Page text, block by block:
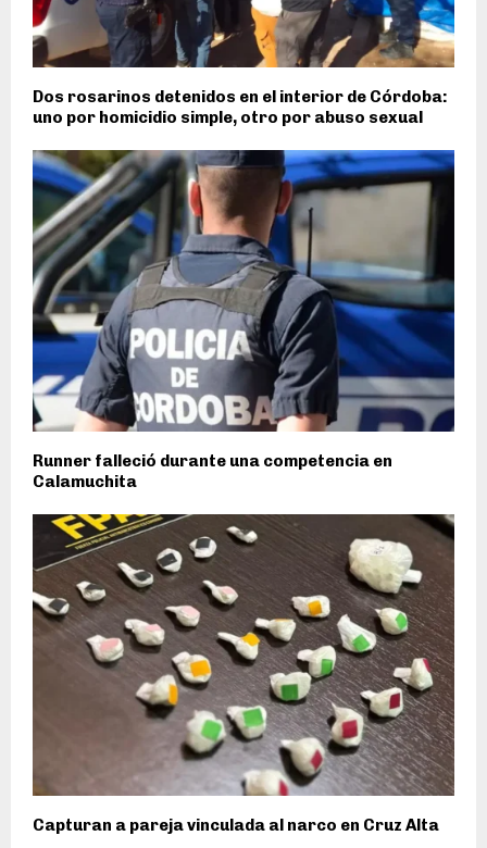
Dos rosarinos detenidos en el interior de Córdoba:
uno por homicidio simple, otro por abuso sexual
Runner falleció durante una competencia en
Calamuchita
Capturan a pareja vinculada al narco en Cruz Alta